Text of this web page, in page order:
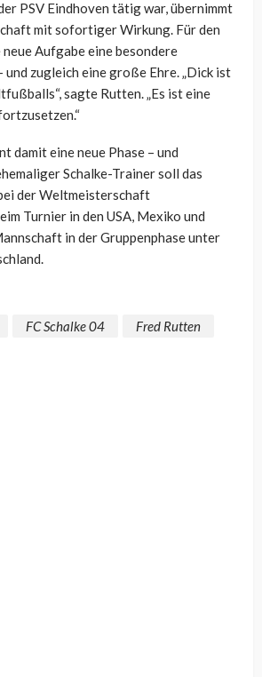
PSV Eindhoven tätig war, übernimmt
mit sofortiger Wirkung. Für den
Aufgabe eine besondere
zugleich eine große Ehre. „Dick ist
sagte Rutten. „Es ist eine
damit eine neue Phase – und
Schalke-Trainer soll das
der Weltmeisterschaft
Turnier in den USA, Mexiko und
in der Gruppenphase unter
FC Schalke 04 Fred Rutten